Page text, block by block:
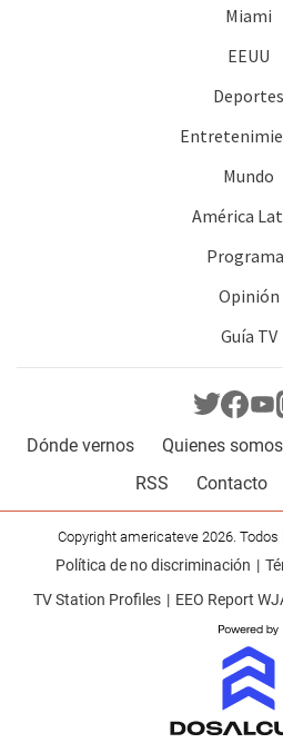
Miami
EEUU
Deportes
Mundo
América
Opinión
Guía TV
Dónde vernos Quienes somos
RSS
Contacto
Copyright americateve 2026. Todos
Política de no discriminación
TV Station Profiles
EEO Report